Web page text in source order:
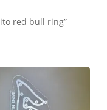
red bull ring”